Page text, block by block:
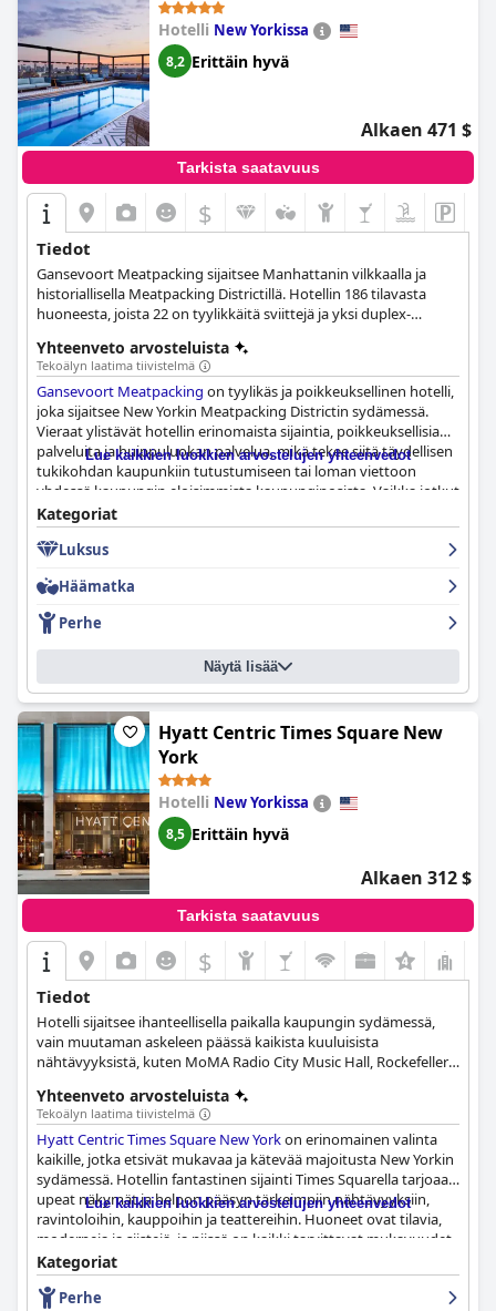
Hotelli New Yorkissa
8,2 Erittäin hyvä
Alkaen 471 $
Tarkista saatavuus
$
Tiedot
Gansevoort Meatpacking sijaitsee Manhattanin vilkkaalla ja
historiallisella Meatpacking Districtillä. Hotellin 186 tilavasta
huoneesta, joista 22 on tyylikkäitä sviittejä ja yksi duplex-
panoraamanäkymät New Yorkiin ja auringonlaskut Hudson-
joen yllä.
Yhteenveto arvosteluista
Tekoälyn laatima tiivistelmä
Gansevoort Meatpacking on tyylikäs ja poikkeuksellinen hotelli,
joka sijaitsee New Yorkin Meatpacking Districtin sydämessä.
Vieraat ylistävät hotellin erinomaista sijaintia, poikkeuksellisia
palveluita ja huippuluokan palvelua, mikä tekee siitä täydellisen
tukikohdan kaupunkiin tutustumiseen tai loman viettoon
yhdessä kaupungin eloisimmista kaupunginosista. Vaikka jotkut
vieraat pitävät hintoja hieman korkeina, useimmat ovat yhtä
mieltä siitä, ettäGansevoort Meatpackingon yksi parhaista
paikoista yöpyä New Yorkissa. Kaiken kaikkiaan se on
etsivät ylellistä ja ikimuistoista oleskelua kaupungissa.
Lue kaikkien luokkien arvostelujen yhteenvedot
Kategoriat
Luksus
Häämatka
Perhe
Näytä lisää
Hyatt Centric Times Square New
York
Hotelli New Yorkissa
8,5 Erittäin hyvä
Alkaen 312 $
Tarkista saatavuus
$
Tiedot
Hotelli sijaitsee ihanteellisella paikalla kaupungin sydämessä,
vain muutaman askeleen päässä kaikista kuuluisista
nähtävyyksistä, kuten MoMA Radio City Music Hall, Rockefeller
Yhteenveto arvosteluista
Tekoälyn laatima tiivistelmä
Hyatt Centric Times Square New Yorkon erinomainen valinta
kaikille, jotka etsivät mukavaa ja kätevää majoitusta New Yorkin
sydämessä. Hotellin fantastinen sijainti Times Squarella tarjoaa
upeat näkymät ja helpon pääsyn tärkeimpiin nähtävyyksiin,
ravintoloihin, kauppoihin ja teattereihin. Huoneet ovat tilavia,
moderneja ja siistejä, ja niissä on kaikki tarvittavat mukavuudet,
ja sängyt ovat erittäin mukavat. Vieraat ylistävät henkilökunnan
ystävällisyyttä ja avuliaisuutta, jotka tekevät vierailusta entistä
nautinnollisemman. Vaikka jotkut vieraat pitivät kunnollisen
Lue kaikkien luokkien arvostelujen yhteenvedot
Kategoriat
Perhe